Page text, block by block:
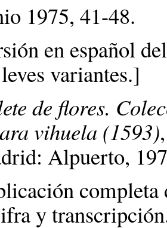
1975, 41-48.
en español
variantes.]
de flores.
vihuela (1593)
Alpuerto,
completa
y